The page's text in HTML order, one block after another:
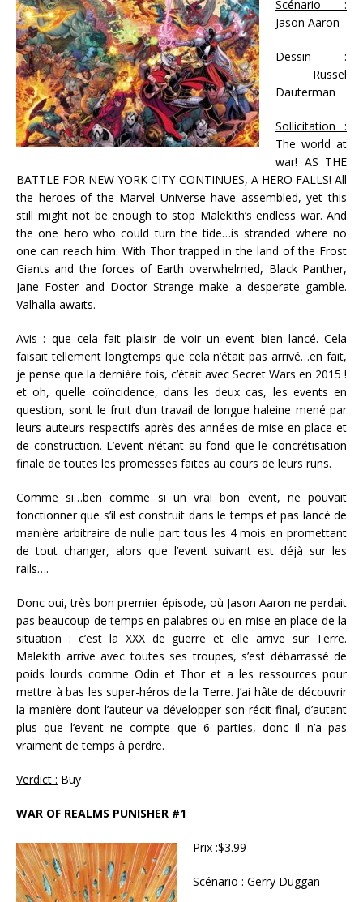
Scénario :
Jason Aaron
Dessin :
Russel
Dauterman
Sollicitation :
The world at
war! AS THE
BATTLE FOR NEW YORK CITY CONTINUES, A HERO FALLS! All
the heroes of the Marvel Universe have assembled, yet this
still might not be enough to stop Malekith’s endless war. And
the one hero who could turn the tide…is stranded where no
one can reach him. With Thor trapped in the land of the Frost
Giants and the forces of Earth overwhelmed, Black Panther,
Jane Foster and Doctor Strange make a desperate gamble.
Valhalla awaits.
Avis : que cela fait plaisir de voir un event bien lancé. Cela
faisait tellement longtemps que cela n’était pas arrivé…en fait,
je pense que la dernière fois, c’était avec Secret Wars en 2015 !
et oh, quelle coïncidence, dans les deux cas, les events en
question, sont le fruit d’un travail de longue haleine mené par
leurs auteurs respectifs après des années de mise en place et
de construction. L’event n’étant au fond que le concrétisation
finale de toutes les promesses faites au cours de leurs runs.
Comme si…ben comme si un vrai bon event, ne pouvait
fonctionner que s’il est construit dans le temps et pas lancé de
manière arbitraire de nulle part tous les 4 mois en promettant
de tout changer, alors que l’event suivant est déjà sur les
rails….
Donc oui, très bon premier épisode, où Jason Aaron ne perdait
pas beaucoup de temps en palabres ou en mise en place de la
situation : c’est la XXX de guerre et elle arrive sur Terre.
Malekith arrive avec toutes ses troupes, s’est débarrassé de
poids lourds comme Odin et Thor et a les ressources pour
mettre à bas les super-héros de la Terre. J’ai hâte de découvrir
la manière dont l’auteur va développer son récit final, d’autant
plus que l’event ne compte que 6 parties, donc il n’a pas
vraiment de temps à perdre.
Verdict : Buy
WAR OF REALMS PUNISHER #1
Prix :$3.99
Scénario : Gerry Duggan